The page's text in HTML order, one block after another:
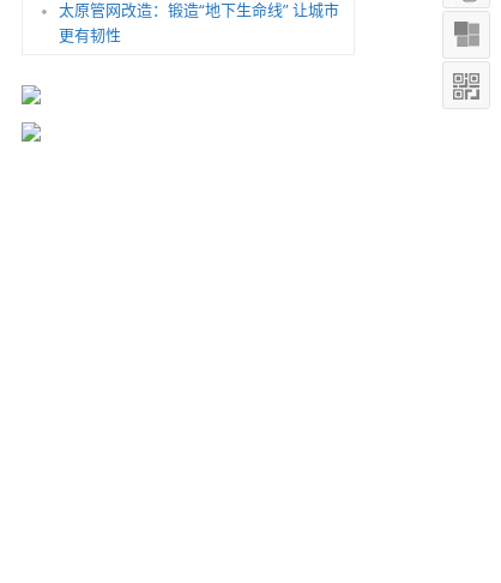
太原管网改造：锻造“地下生命线” 让城市
更有韧性